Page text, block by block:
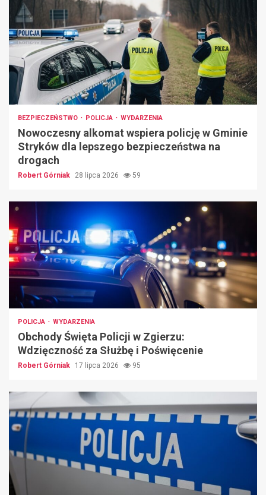
BEZPIECZEŃSTWO POLICJA WYDARZENIA
Nowoczesny alkomat wspiera policję w Gminie
Stryków dla lepszego bezpieczeństwa na
drogach
Robert Górniak 28 lipca 2026 59
POLICJA WYDARZENIA
Obchody Święta Policji w Zgierzu:
Wdzięczność za Służbę i Poświęcenie
Robert Górniak 17 lipca 2026 95